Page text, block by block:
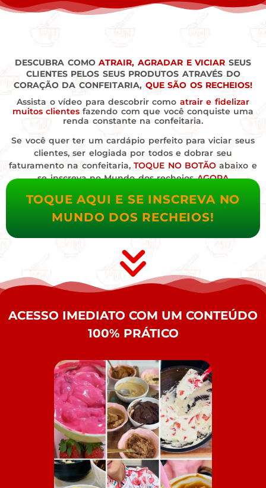
DESCUBRA COMOATRAIR, AGRADAR E VICIAR SEUS
CLIENTES PELOS SEUS PRODUTOS ATRAVÉS DO
CORAÇÃO DA CONFEITARIA, QUE SÃO OS RECHEIOS!
Assista o vídeo para descobrir como atrair e fidelizar
muitos clientes fazendo com que você conquiste uma
renda constante na confeitaria.
Se você quer ter um cardápio perfeito para viciar seus
clientes, ser elogiada por todos e dobrar seu
faturamento na confeitaria,TOQUE NO BOTÃO abaixo e
se inscreva no Mundo dos recheiosAGORA
TOQUE AQUI E SE INSCREVA NO
MUNDO DOS RECHEIOS!
ACESSO IMEDIATO COM UM CONTEÚDO
100% PRÁTICO